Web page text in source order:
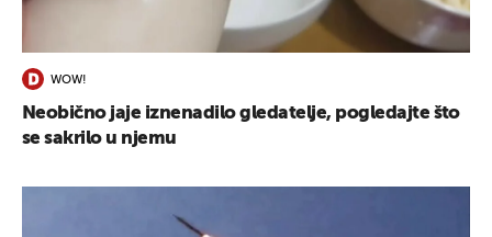
WOW!
Neobično jaje iznenadilo gledatelje, pogledajte što
se sakrilo u njemu